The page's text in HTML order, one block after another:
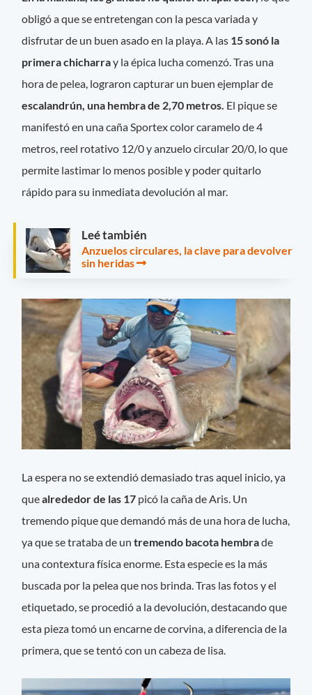
obligó a que se entretengan con la pesca variada y
disfrutar de un buen asado en la playa. A las 15 sonó la
primera chicharray la épica lucha comenzó. Tras una
hora de pelea, lograron capturar un buen ejemplar de
escalandrún, una hembra de 2,70 metros. El pique se
manifestó en una caña Sportex color caramelo de 4
metros, reel rotativo 12/0 y anzuelo circular 20/0, lo que
permite lastimar lo menos posible y poder quitarlo
rápido para su inmediata devolución al mar.
Leé también
Anzuelos circulares, la clave para devolver
sin heridas
La espera no se extendió demasiado tras aquel inicio, ya
quealrededor de las 17 picó la caña de Aris. Un
tremendo pique que demandó más de una hora de lucha,
ya que se trataba de un tremendo bacota hembrade
una contextura física enorme. Esta especie es la más
buscada por la pelea que nos brinda. Tras las fotos y el
etiquetado, se procedió a la devolución, destacando que
esta pieza tomó un encarne de corvina, a diferencia de la
primera, que se tentó con un cabeza de lisa.